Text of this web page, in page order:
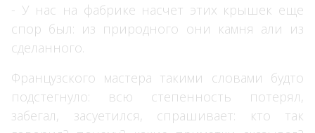
- У нас на фабрике насчет этих крышек еще
спор был: из природного они камня али из
сделанного.
Французского мастера такими словами будто
подстегнуло: всю степенность потерял,
забегал, засуетился, спрашивает: кто так